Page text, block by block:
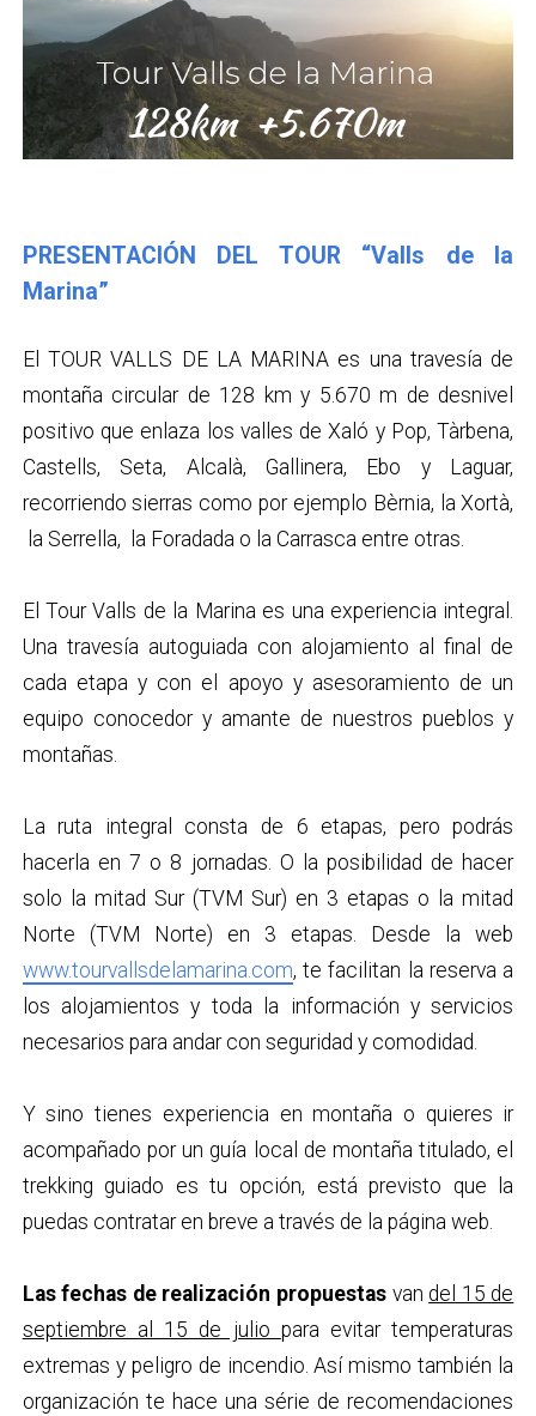
PRESENTACIÓN DEL TOUR “Valls de la
Marina”
El TOUR VALLS DE LA MARINA es una travesía de
montaña circular de 128 km y 5.670 m de desnivel
positivo que enlaza los valles de Xaló y Pop, Tàrbena,
Castells, Seta, Alcalà, Gallinera, Ebo y Laguar,
recorriendo sierras como por ejemplo Bèrnia, la Xortà,
la Serrella, la Foradada o la Carrasca entre otras.
El Tour Valls de la Marina es una experiencia integral.
Una travesía autoguiada con alojamiento al final de
cada etapa y con el apoyo y asesoramiento de un
equipo conocedor y amante de nuestros pueblos y
montañas.
La ruta integral consta de 6 etapas, pero podrás
hacerla en 7 o 8 jornadas. O la posibilidad de hacer
solo la mitad Sur (TVM Sur) en 3 etapas o la mitad
Norte (TVM Norte) en 3 etapas. Desde la web
www.tourvallsdelamarina.com, te facilitan la reserva a
los alojamientos y toda la información y servicios
necesarios para andar con seguridad y comodidad.
Y sino tienes experiencia en montaña o quieres ir
acompañado por un guía local de montaña titulado, el
trekking guiado es tu opción, está previsto que la
puedas contratar en breve a través de la página web.
Las fechas de realización propuestas van del 15 de
septiembre al 15 de julio para evitar temperaturas
extremas y peligro de incendio. Así mismo también la
organización te hace una série de recomendaciones